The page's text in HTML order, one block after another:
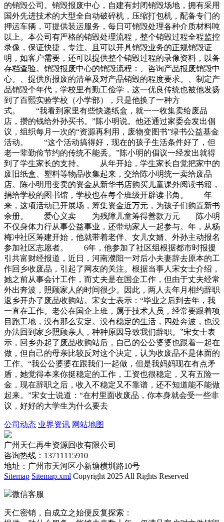
的销毁公司。销毁报废中心，自建有封闭销毁场地，拥有采用
国外先进技术的大型全自动破碎机，压缩打包机，配备专门的
押运车辆，可提供装运服务，每日可销毁处理各种介质材料吨
以上。本公司有严格的销毁处理流程，整个销毁过程全程监控
录像，保证快捷，专注。且可以开具销毁业务的正规销毁证
明，如客户需要，还可以提供整个销毁过程的录像资料，以备
存档查验。销毁报废中心的销毁流程：、咨询产品报废销毁中
心。、提供所报废的清单及对产品销毁的程度要求。、制定产
品销毁个年代，学校里有勤工俭学，这一优良传统也被他发扬
到了百熙实验学校（小学部），只是他换了一种方
式。 “我看到家里有些快递纸盒，就一一收集卖给废品
店，攒的钱给外孙买书。”陈小明说。他还通过家委会发出倡
议，组织每月一次的“资源再利用，废物变图书”绿书公益基金
活动。 “这个活动搞得好，现在的孩子生活条件好了，但
老一辈勤俭节约的传统不能丢。”陈小明的倡议一经发出就得
到了学生家长的支持。 从年开始，学生家长自觉把家中的
废旧纸盒、塑料等物品收集起来，交给陈小明统一卖给废品
店。陈小明用变卖的资金从新华书店购买儿童课外阅读书籍，
捐给学校的图书馆，学校也在每个班级开辟读书角。 年
来，这项活动已开展场，筹集资金近万元，为孩子们购置新书
余册。 爱心义卖 为残障儿童筹得善款万元 陈小明
不仅身体力行从事公益事业，还带动家人一起参与。年，从杨
梅冲社区筹建开始，他就带着老伴、女儿女婿、外孙主动报名
参加社区志愿者。 6年，他参加了社区组根据都市时报援
引共富财经报道，近日，河南濮阳一对后小夫妻辞去原本的工
作回乡收废品，引起了网友的关注。根据当事人宋女士介绍，
她之前从事会计工作，而丈夫是在国企工作，但由于丈夫经常
外出奔波，照顾家人的时间很少。因此，两人去年月相约辞职
返乡开办了废品收购站。宋女士表示：“毕业之后到去年，我
一直在工作。老公在国企上班，属于技术人员，经常要跟着项
目跑工地，没有那么安定。没有稳定的生活，四处奔波，也没
办法回到家乡照顾亲人，种种原因导致我们辞职。”宋女士表
示，回乡办起了废品收购站后，自己的公公婆婆也跟着一起在
做，但自己的母亲比较反对这个决定，认为收废品不是体面的
工作。“我公公婆婆在跟我们一起做，但是我妈妈现在有点矛
盾，她觉得本来你挺稳定的工作，工资也很稳定，又有五险一
金，现在辞职之后，收入不稳定又不靠谱，还不知道能不能做
起来。”宋女士说道：“在村里面收废品，你本身就会受一些非
议，好好的大学生为什么要去
公司动态 业界资讯 网站地图
广州天仁再生资源回收有限公司
咨询热线：13711115910
地址：广州市天河区小新塘横圳路10号
Sitemap Sitemap.xml Copyright 2025 All Rights Reserved
微信客服
天仁密销，自成立之始便反复探索：